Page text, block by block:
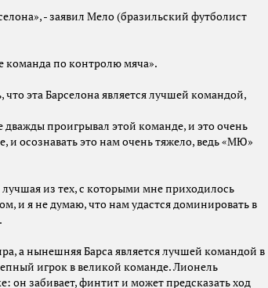
- заявил Мело (бразильский футболист
команда по контролю мяча».
эта Барселона является лучшей командой,
проигрывал этой команде, и это очень
и осознавать это нам очень тяжело, ведь «МЮ»
из тех, с которыми мне приходилось
и я не думаю, что нам удастся доминировать в
а нынешняя Барса является лучшей командой в
игрок в великой команде. Лионель
он забивает, финтит и может предсказать ход